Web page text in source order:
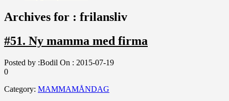
Archives for : frilansliv
#51. Ny mamma med firma
Posted by :Bodil On : 2015-07-19
0
Category: MAMMAMÅNDAG